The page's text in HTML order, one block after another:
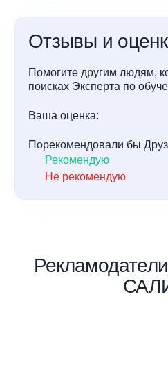
Отзывы и
Помогите другим людям,
поисках Эксперта по
Ваша оценка:
Порекомендовали бы
Рекомендую
Не рекомендую